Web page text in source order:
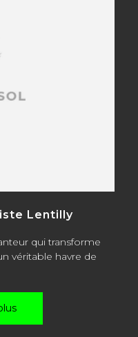
Lentilly
qui transforme
véritable havre de